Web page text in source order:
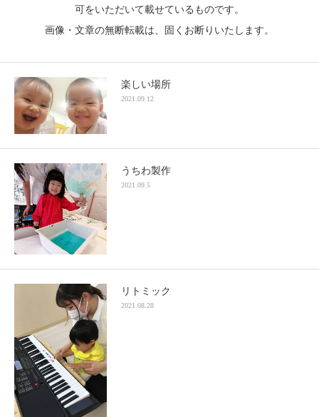
可をいただいて載せているものです。
画像・文章の無断転載は、固くお断りいたします。
楽しい場所
2021.09.12
うちわ製作
2021.09.5
リトミック
2021.08.28